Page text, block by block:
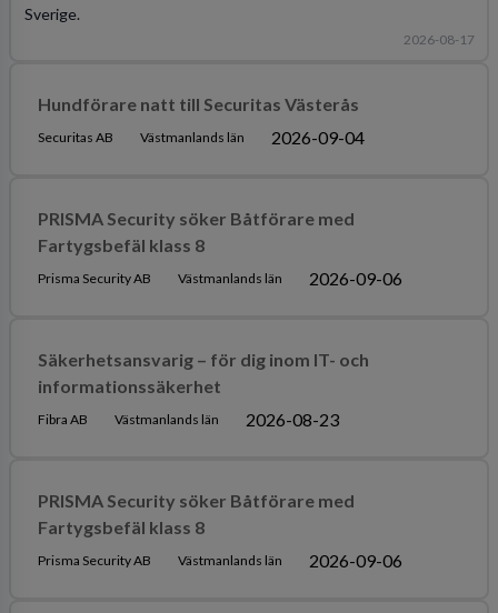
Sverige.
2026-08-17
Hundförare natt till Securitas Västerås
Securitas AB Västmanlands län 2026-09-04
PRISMA Security söker Båtförare med
Fartygsbefäl klass 8
Prisma Security AB Västmanlands län 2026-09-06
Säkerhetsansvarig – för dig inom IT- och
informationssäkerhet
Fibra AB Västmanlands län 2026-08-23
PRISMA Security söker Båtförare med
Fartygsbefäl klass 8
Prisma Security AB Västmanlands län 2026-09-06